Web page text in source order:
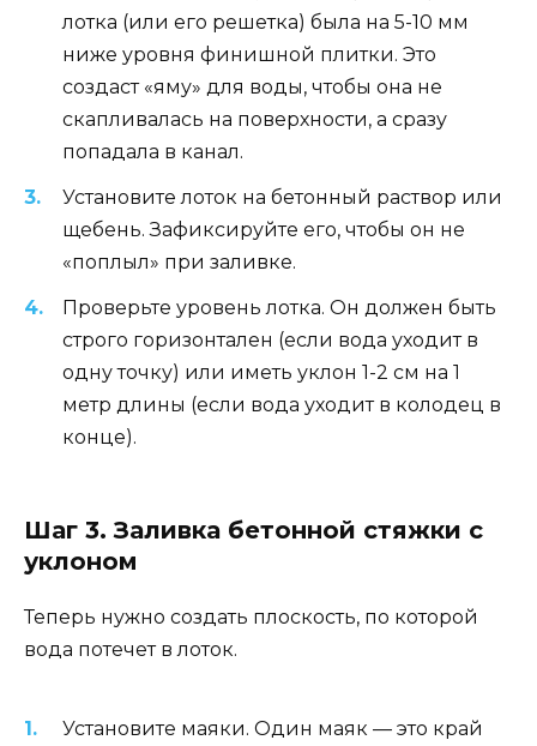
лотка (или его решетка) была на 5-10 мм
ниже уровня финишной плитки. Это
создаст «яму» для воды, чтобы она не
скапливалась на поверхности, а сразу
попадала в канал.
Установите лоток на бетонный раствор или
щебень. Зафиксируйте его, чтобы он не
«поплыл» при заливке.
Проверьте уровень лотка. Он должен быть
строго горизонтален (если вода уходит в
одну точку) или иметь уклон 1-2 см на 1
метр длины (если вода уходит в колодец в
конце).
Шаг 3. Заливка бетонной стяжки с
уклоном
Теперь нужно создать плоскость, по которой
вода потечет в лоток.
Установите маяки. Один маяк — это край